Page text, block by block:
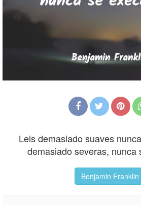
Leis demasiado suaves
demasiado severas, nunca
Benjamin Franklin